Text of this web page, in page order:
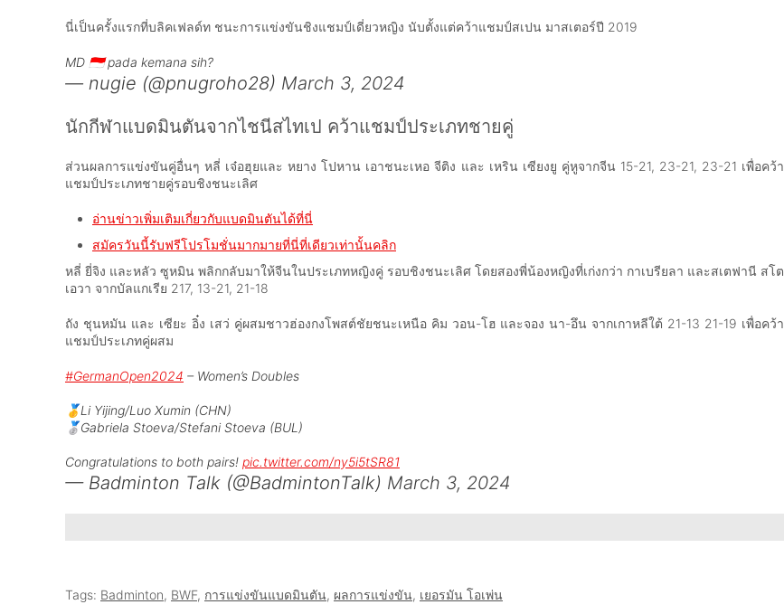
นี่เป็นครั้งแรกที่บลิคเฟลด์ท ชนะการแข่งขันชิงแชมป์เดี่ยวหญิง นับตั้งแต่คว้าแชมป์สเปน มาสเตอร์ปี 2019
MD 🇮🇩 pada kemana sih?
— nugie (@pnugroho28) March 3, 2024
นักกีฬาแบดมินตันจากไชนีสไทเป คว้าแชมป์ประเภทชายคู่
ส่วนผลการแข่งขันคู่อื่นๆ หลี่ เจ๋อฮุยและ หยาง โปหาน เอาชนะเหอ จีติง และ เหริน เซียงยู คู่หูจากจีน 15-21, 23-21, 23-21 เพื่อคว้า
แชมป์ประเภทชายคู่รอบชิงชนะเลิศ
อ่านข่าวเพิ่มเติมเกี่ยวกับแบดมินตันได้ที่นี่
สมัครวันนี้รับฟรีโปรโมชั่นมากมายที่นี่ที่เดียวเท่านั้นคลิก
หลี่ ยี่จิง และหลัว ซูหมิน พลิกกลับมาให้จีนในประเภทหญิงคู่ รอบชิงชนะเลิศ โดยสองพี่น้องหญิงที่เก่งกว่า กาเบรียลา และสเตฟานี สโต
เอวา จากบัลแกเรีย 217, 13-21, 21-18
ถัง ชุนหมัน และ เซียะ อิ๋ง เสว่ คู่ผสมชาวฮ่องกงโพสต์ชัยชนะเหนือ คิม วอน-โฮ และจอง นา-อึน จากเกาหลีใต้ 21-13 21-19 เพื่อคว้า
แชมป์ประเภทคู่ผสม
#GermanOpen2024 – Women’s Doubles
🥇Li Yijing/Luo Xumin (CHN)
🥈Gabriela Stoeva/Stefani Stoeva (BUL)
Congratulations to both pairs! pic.twitter.com/ny5i5tSR81
— Badminton Talk (@BadmintonTalk) March 3, 2024
Tags: Badminton, BWF, การแข่งขันแบดมินตัน, ผลการแข่งขัน, เยอรมัน โอเพ่น